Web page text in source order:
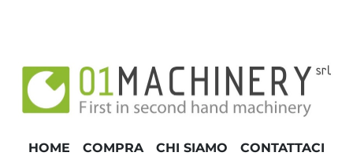
HOME COMPRA CHI SIAMO CONTATTACI